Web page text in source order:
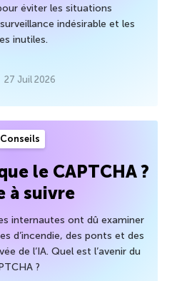
éviter les situations
indésirable et les
inutiles.
27 Juil 2026
Conseils
le CAPTCHA ?
à suivre
internautes ont dû examiner
d’incendie, des ponts et des
de l’IA. Quel est l’avenir du
?